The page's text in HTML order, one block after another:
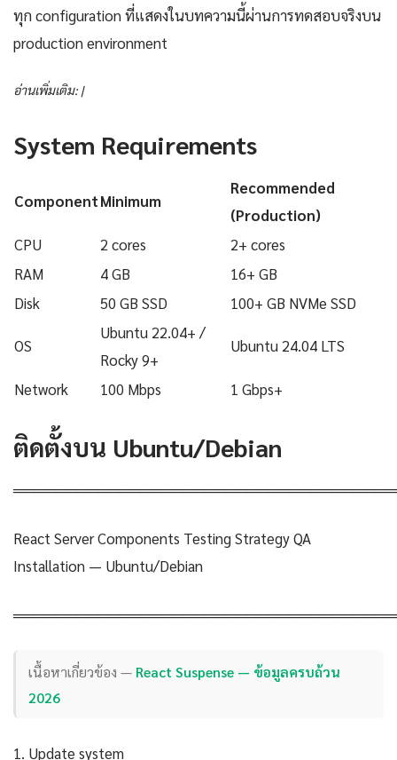
ทุก configuration ที่แสดงในบทความนี้ผ่านการทดสอบจริงบน
production environment
อ่านเพิ่มเติม: |
System Requirements
ComponentMinimum
Recommended
(Production)
CPU
2 cores
2+ cores
RAM
4 GB
16+ GB
Disk
50 GB SSD 100+ GB NVMe SSD
OS
Ubuntu 22.04+ /
Rocky 9+
Ubuntu 24.04 LTS
Network 100 Mbps 1 Gbps+
ติดตั้งบน Ubuntu/Debian
React Server Components Testing Strategy QA
Installation — Ubuntu/Debian
เนื้อหาเกี่ยวข้อง — React Suspense — ข้อมูลครบถ้วน
2026
1. Update system